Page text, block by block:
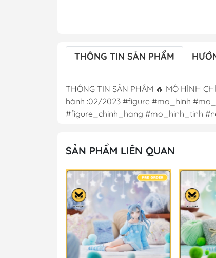
THÔNG TIN SẢN PHẨM
THÔNG TIN SẢN PHẨM 🔥 MÔ HÌNH
hành :02/2023 #figure #mo_hinh
#figure_chinh_hang #mo_hinh_tinh
SẢN PHẨM LIÊN QUAN